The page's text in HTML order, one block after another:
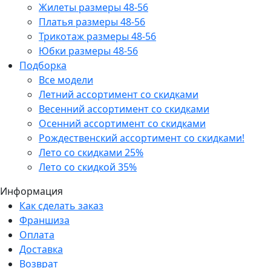
Жилеты размеры 48-56
Платья размеры 48-56
Трикотаж размеры 48-56
Юбки размеры 48-56
Подборка
Все модели
Летний ассортимент со скидками
Весенний ассортимент со скидками
Осенний ассортимент со скидками
Рождественский ассортимент со скидками!
Лето со скидками 25%
Лето со скидкой 35%
Информация
Как сделать заказ
Франшиза
Оплата
Доставка
Возврат